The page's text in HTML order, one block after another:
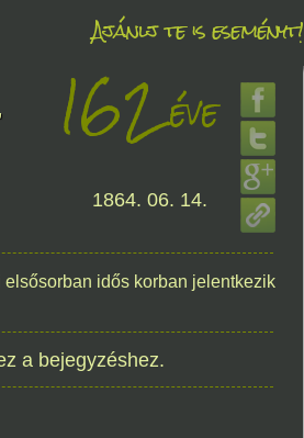
Ajánlj te is eseményt!
162éve
1864. 06. 14.
idős korban jelentkezik
a bejegyzéshez.